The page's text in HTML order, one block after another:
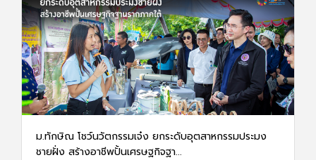
ม.ทักษิณ โชว์นวัตกรรมเจ๋ง ยกระดับอุตสาหกรรมประมง
ชายฝั่ง สร้างอาชีพปั้นเศรษฐกิจฐา...